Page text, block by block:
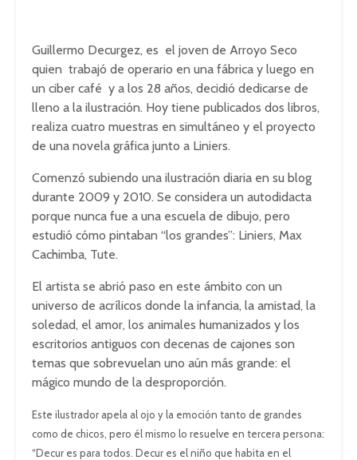
Guillermo Decurgez, es el joven de Arroyo Seco
quien trabajó de operario en una fábrica y luego en
un ciber café y a los 28 años, decidió dedicarse de
lleno a la ilustración. Hoy tiene publicados dos libros,
realiza cuatro muestras en simultáneo y el proyecto
de una novela gráfica junto a Liniers.
Comenzó subiendo una ilustración diaria en su blog
durante 2009 y 2010. Se considera un autodidacta
porque nunca fue a una escuela de dibujo, pero
estudió cómo pintaban “los grandes”: Liniers, Max
Cachimba, Tute.
El artista se abrió paso en este ámbito con un
universo de acrílicos donde la infancia, la amistad, la
soledad, el amor, los animales humanizados y los
escritorios antiguos con decenas de cajones son
temas que sobrevuelan uno aún más grande: el
mágico mundo de la desproporción.
Este ilustrador apela al ojo y la emoción tanto de grandes
como de chicos, pero él mismo lo resuelve en tercera persona:
“Decur es para todos. Decur es el niño que habita en el